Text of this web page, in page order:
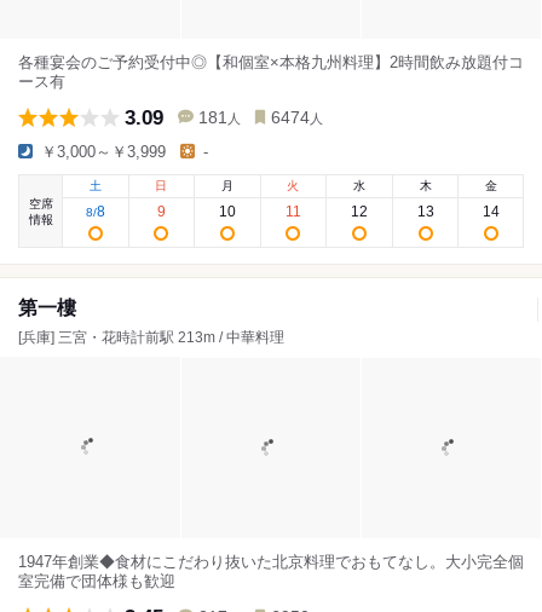
各種宴会のご予約受付中◎【和個室×本格九州料理】2時間飲み放題付コ
ース有
3.09 181 人 6474 人
￥3,000～￥3,999 -
空席
情報
土
8/8
日
9
月
10
火
11
水
12
木
13
金
14
第一樓
[兵庫] 三宮・花時計前駅 213m / 中華料理
1947年創業◆食材にこだわり抜いた北京料理でおもてなし。大小完全個
室完備で団体様も歓迎